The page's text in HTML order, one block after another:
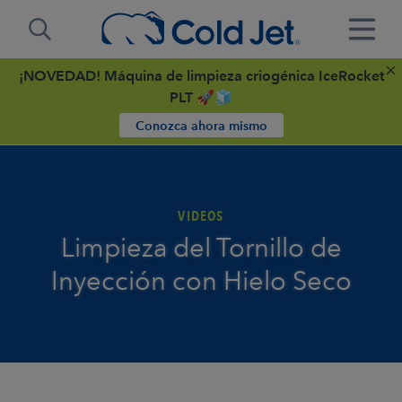
¡NOVEDAD! Máquina de limpieza criogénica IceRocket
PLT 🚀🧊
Conozca ahora mismo
VIDEOS
Limpieza del Tornillo de
Inyección con Hielo Seco